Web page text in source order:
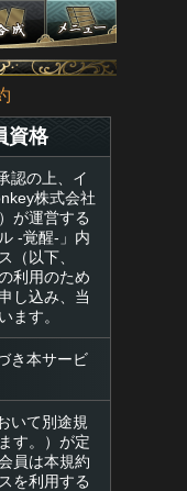
資格
認の上、イ
株式会社
が運営する
-覚醒-」内
（以下、
利用のため
し込み、当
ます。
き本サービ
いて別途規
す。）が定
員は本規約
を利用する